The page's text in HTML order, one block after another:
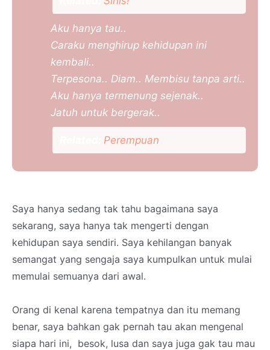
Aku hanya tau..
Caraku menghirup kehidupan ini
kembali..
Terpesona.. Diam.. Membisu tanpa arti..
Aku hanya termenung sejenak..
Jatuh untuk bergerak..
Perempuan
Saya hanya sedang tak tahu bagaimana saya
sekarang, saya hanya tak mengerti dengan
kehidupan saya sendiri. Saya kehilangan banyak
semangat yang sengaja saya kumpulkan untuk mulai
memulai semuanya dari awal.
Orang di kenal karena tempatnya dan itu memang
benar, saya bahkan gak pernah tau akan mengenal
siapa hari ini, besok, lusa dan saya juga gak tau mau